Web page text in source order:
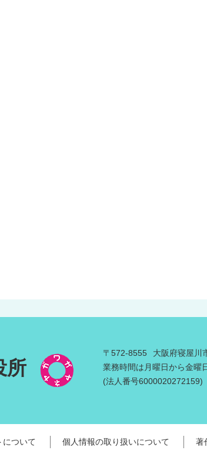
所
〒572-8555 大阪府寝屋川
業務時間は月曜日から金曜
(法人番号6000020272159)
について 個人情報の取り扱いについて 著